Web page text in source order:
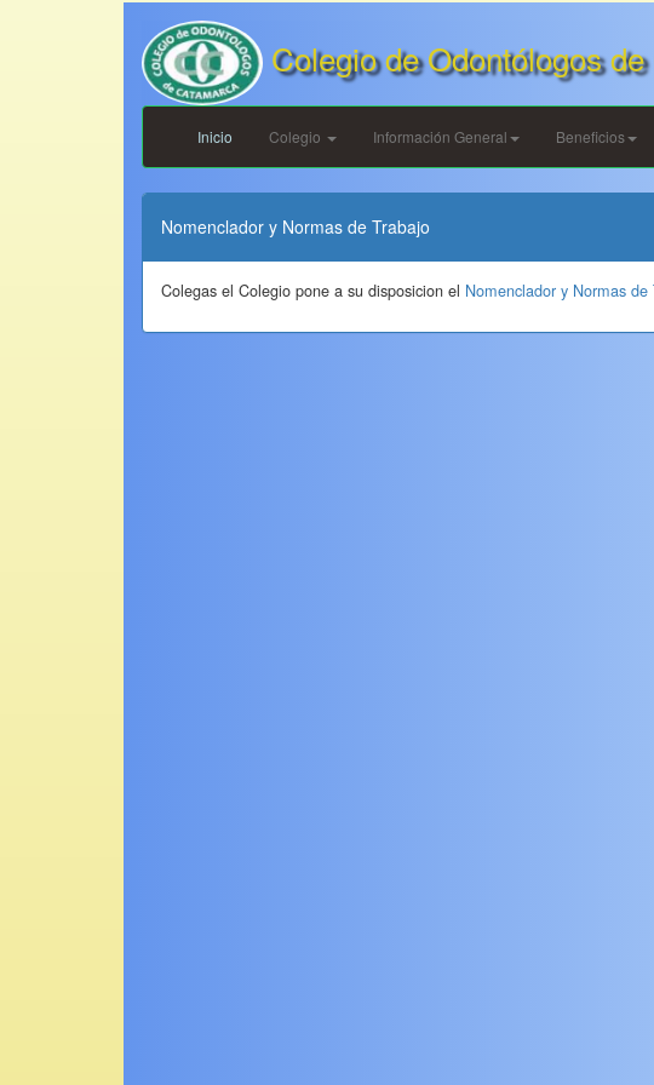
Colegio de Odontólogos
Inicio Colegio Información General Beneficios
Nomenclador y Normas de Trabajo
Colegas el Colegio pone a su disposicion el Nomenclador y Normas de